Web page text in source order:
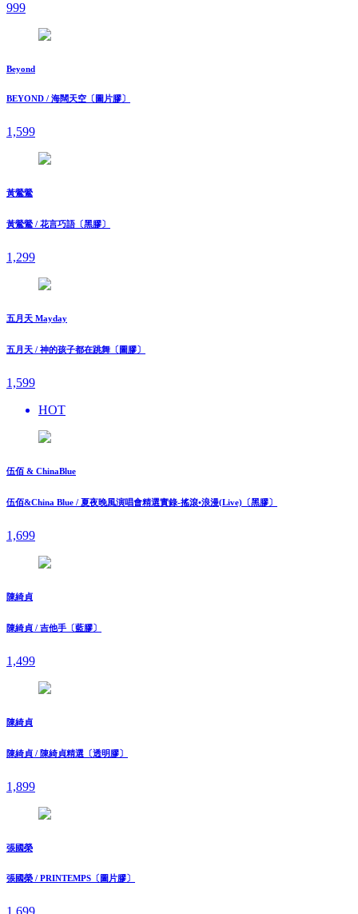
999
Beyond
BEYOND / 海闊天空〔圖片膠〕
1,599
黃鶯鶯
黃鶯鶯 / 花言巧語〔黑膠〕
1,299
五月天 Mayday
五月天 / 神的孩子都在跳舞〔圖膠〕
1,599
HOT
伍佰 & ChinaBlue
伍佰&China Blue / 夏夜晚風演唱會精選實錄-搖滾•浪漫(Live)〔黑膠〕
1,699
陳綺貞
陳綺貞 / 吉他手〔藍膠〕
1,499
陳綺貞
陳綺貞 / 陳綺貞精選〔透明膠〕
1,899
張國榮
張國榮 / PRINTEMPS〔圖片膠〕